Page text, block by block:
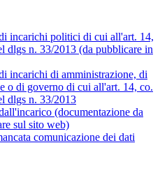
incarichi politici di cui all'art. 14,
dlgs n. 33/2013 (da pubblicare in
incarichi di amministrazione, di
o di governo di cui all'art. 14, co.
dlgs n. 33/2013
(documentazione da
sul sito web)
comunicazione dei dati